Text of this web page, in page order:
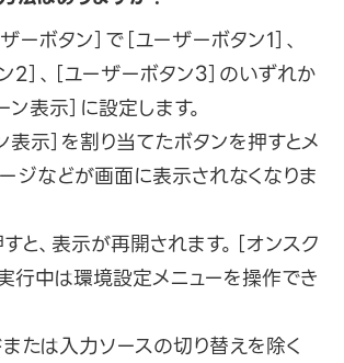
ーボタン］で［ユーザーボタン1］、
2］、［ユーザーボタン3］のいずれか
ン表示］に設定します。
表示］を割り当てたボタンを押すとメ
ジなどが画面に表示されなくなりま
と、表示が再開されます。［オンスク
行中は環境設定メニューを操作でき
たは入力ソースの切り替えを除く